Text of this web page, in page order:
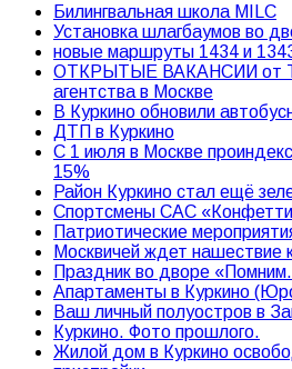
Билингвальная школа MILC
Установка шлагбаумов во
новые маршруты 1434 и
ОТКРЫТЫЕ ВАКАНСИИ от
агентства в Москве
В Куркино обновили
ДТП в Куркино
С 1 июля в Москве
15%
Район Куркино стал ещё
Спортсмены САС
Патриотические
Москвичей ждет нашествие
Праздник во дворе
Апартаменты в Куркино
Ваш личный полуостров в
Куркино. Фото прошлого.
Жилой дом в Куркино